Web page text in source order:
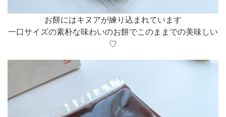
お餅にはキヌアが練り込まれています
一口サイズの素朴な味わいのお餅でこのままでの美味しい
♡